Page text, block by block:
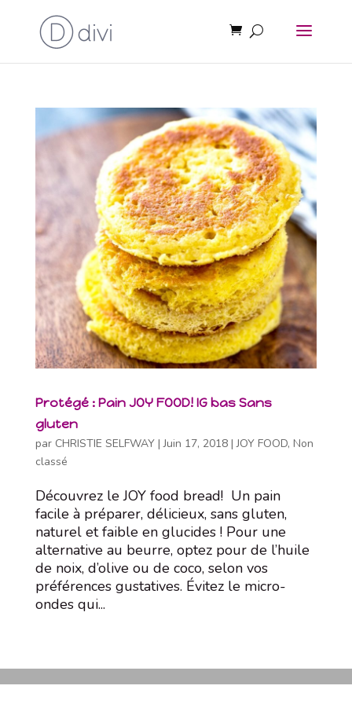
Protégé : Pain JOY FOOD! IG bas Sans
gluten
par CHRISTIE SELFWAY|Juin 17, 2018|JOY FOOD, Non
classé
Découvrez le JOY food bread! Un pain
facile à préparer, délicieux, sans gluten,
naturel et faible en glucides ! Pour une
alternative au beurre, optez pour de l’huile
de noix, d’olive ou de coco, selon vos
préférences gustatives. Évitez le micro-
ondes qui...